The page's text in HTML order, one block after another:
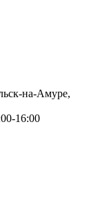
на-Амуре,
16:00